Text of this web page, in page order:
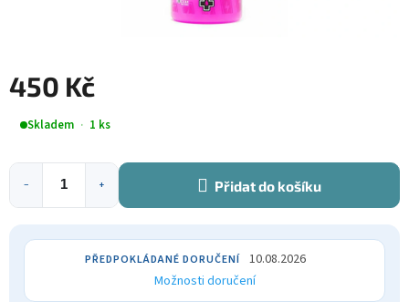
450 Kč
Měrná
cena:
Skladem 1 ks
+
− Přidat do košíku
10.08.2026
Možnosti doručení